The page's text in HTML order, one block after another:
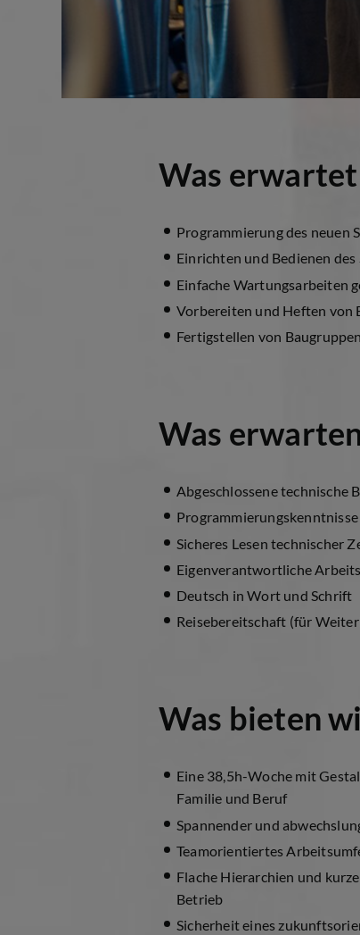
Was
Programmierung des neuen
Einrichten und Bedienen
Einfache Wartungsarbeiten
Vorbereiten und Heften von
Fertigstellen von Baugruppen
Was
Abgeschlossene technische
Sicheres Lesen technischer
Eigenverantwortliche
Deutsch in Wort und Schrift
Reisebereitschaft (für
Was bieten
Eine 38,5h-Woche mit
Familie und Beruf
Spannender und
Teamorientiertes
Flache Hierarchien und
Betrieb
Sicherheit eines